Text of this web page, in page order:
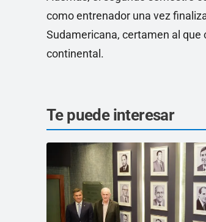
como entrenador una vez
Sudamericana, certamen al
continental.
Te puede interesar